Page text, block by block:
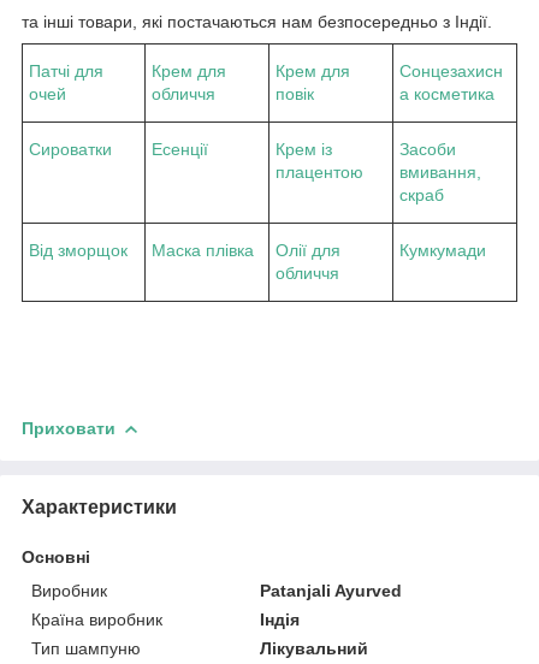
та інші товари, які постачаються нам безпосередньо з Індії.
Патчі для
очей
Крем для
обличчя
Крем для
повік
Сонцезахисн
а косметика
Сироватки Есенції
Крем із
плацентою
Засоби
вмивання,
скраб
Від зморщок Маска плівка
Олії для
обличчя
Кумкумади
Приховати
Характеристики
Основні
Виробник
Patanjali Ayurved
Країна виробник
Індія
Тип шампуню
Лікувальний